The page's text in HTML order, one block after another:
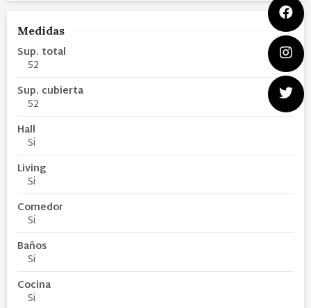
Medidas
Sup. total
52
Sup. cubierta
52
Hall
Si
Living
Si
Comedor
Si
Baños
Si
Cocina
Si